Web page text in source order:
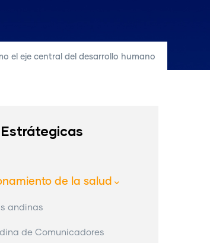
el eje central del desarrollo humano
de la salud
andinas
de Comunicadores